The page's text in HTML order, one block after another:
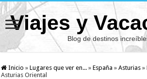
Viajes y
Blog de destinos
Inicio » Lugares que ver en... » España » Asturias »
Asturias Oriental